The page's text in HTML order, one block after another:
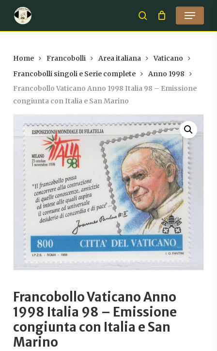
main
search
Menu
Home Francobolli Area italiana
Vaticano
Francobolli singoli e Serie complete
Anno 1998
Francobollo Vaticano Anno 1998 Italia 98 – Emissione
congiunta con Italia e San Marino
Francobollo Vaticano Anno
1998 Italia 98 – Emissione
congiunta con Italia e San
Marino
Close